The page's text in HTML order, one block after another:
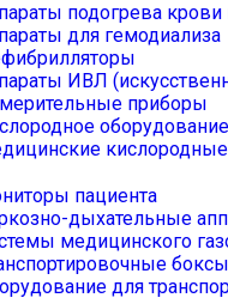
подогрева
для гемодиализа
ИВЛ
приборы
оборудование
пациента
дыхательные
медицинского
боксы
для